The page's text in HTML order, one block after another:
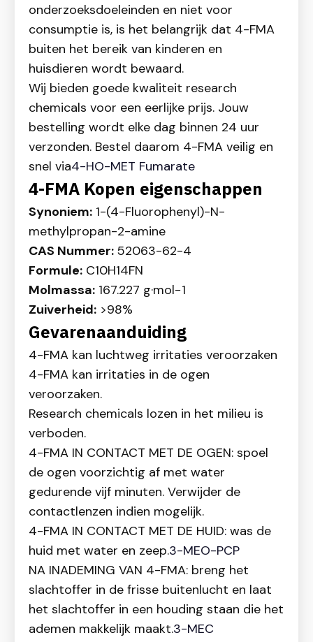
onderzoeksdoeleinden en niet voor
consumptie is, is het belangrijk dat 4-FMA
buiten het bereik van kinderen en
huisdieren wordt bewaard.
Wij bieden goede kwaliteit research
chemicals voor een eerlijke prijs. Jouw
bestelling wordt elke dag binnen 24 uur
verzonden. Bestel daarom 4-FMA veilig en
snel via4-HO-MET Fumarate
4-FMA Kopen eigenschappen
Synoniem: 1-(4-Fluorophenyl)-N-
methylpropan-2-amine
CAS Nummer: 52063-62-4
Formule: C10H14FN
Molmassa: 167.227 g·mol−1
Zuiverheid: >98%
Gevarenaanduiding
4-FMA kan luchtweg irritaties veroorzaken
4-FMA kan irritaties in de ogen
veroorzaken.
Research chemicals lozen in het milieu is
verboden.
4-FMA IN CONTACT MET DE OGEN: spoel
de ogen voorzichtig af met water
gedurende vijf minuten. Verwijder de
contactlenzen indien mogelijk.
4-FMA IN CONTACT MET DE HUID: was de
huid met water en zeep.3-MEO-PCP
NA INADEMING VAN 4-FMA: breng het
slachtoffer in de frisse buitenlucht en laat
het slachtoffer in een houding staan die het
ademen makkelijk maakt.3-MEC